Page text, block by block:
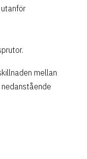
mellan
nedanstående